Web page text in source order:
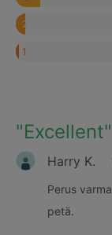
2
1
"Excellent"
Harry K.
Perus
petä.